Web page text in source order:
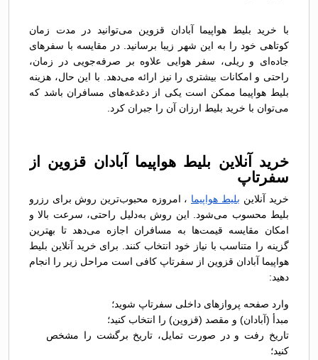
با خرید بلیط هواپیما آبادان قزوین می‌توانید در مدت زمان
کوتاهی خود را به این شهر زیبا برسانید. در مقایسه با سفرهای
جاده‌ای و ریلی، سفر هوایی علاوه بر صرفه‌جویی در زمان،
راحتی و امکانات بیشتری را نیز ارائه می‌دهد. با این حال، هزینه
بلیط هواپیما ممکن است یکی از دغدغه‌های مسافران باشد که
می‌توان با خرید بلیط ارزان آن را جبران کرد.
خرید آنلاین بلیط هواپیما آبادان قزوین از
سفرتاپ
خرید آنلاین بلیط هواپیما ، امروزه محبوب‌ترین روش برای رزرو
بلیط محسوب می‌شود. این روش به‌دلیل راحتی، سرعت بالا و
امکان مقایسه قیمت‌ها به مسافران اجازه می‌دهد تا بهترین
گزینه را متناسب با نیاز خود انتخاب کنند. برای خرید آنلاین بلیط
هواپیما آبادان قزوین از سفرتاپ کافی است مراحل زیر را انجام
دهید:
وارد صفحه پروازهای داخلی سفرتاپ شوید؛
مبدأ (آبادان) و مقصد (قزوین) را انتخاب کنید؛
تاریخ رفت و در صورت تمایل، تاریخ برگشت را مشخص
کنید؛